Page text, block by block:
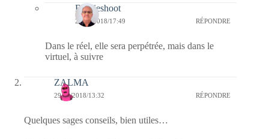
Bernieshoot
29/03/2018/17:49 RÉPONDRE
Dans le réel, elle sera perpétrée, mais dans le
virtuel, à suivre
ZALMA
29/03/2018/13:32 RÉPONDRE
Quelques sages conseils, bien utiles…